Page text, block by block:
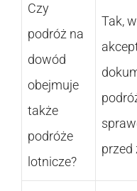
Czy
podróż na
dowód
obejmuje
także
podróże
lotnicze?
Tak,
przed